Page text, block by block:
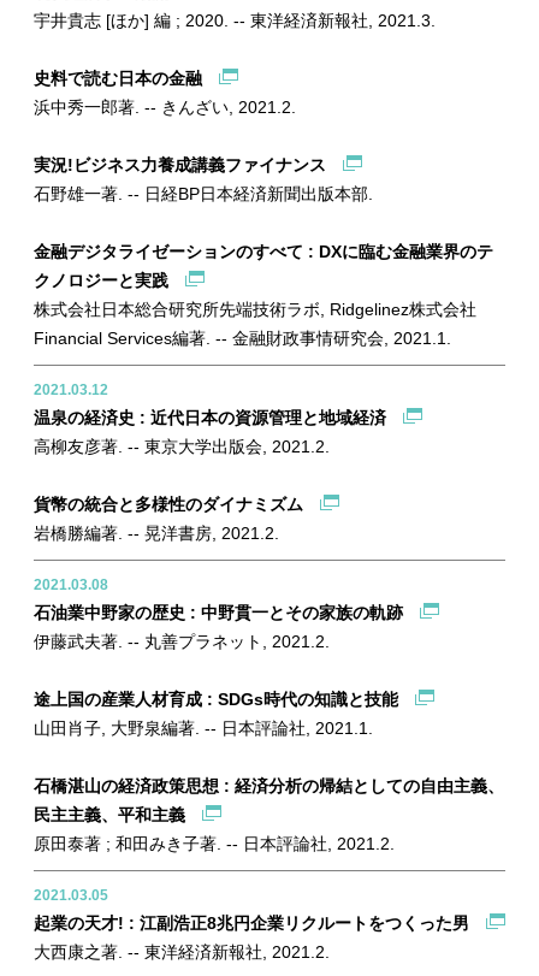
宇井貴志 [ほか] 編 ; 2020. -- 東洋経済新報社, 2021.3.
史料で読む日本の金融
浜中秀一郎著. -- きんざい, 2021.2.
実況!ビジネス力養成講義ファイナンス
石野雄一著. -- 日経BP日本経済新聞出版本部.
金融デジタライゼーションのすべて : DXに臨む金融業界のテ
クノロジーと実践
株式会社日本総合研究所先端技術ラボ, Ridgelinez株式会社
Financial Services編著. -- 金融財政事情研究会, 2021.1.
2021.03.12
温泉の経済史 : 近代日本の資源管理と地域経済
高柳友彦著. -- 東京大学出版会, 2021.2.
貨幣の統合と多様性のダイナミズム
岩橋勝編著. -- 晃洋書房, 2021.2.
2021.03.08
石油業中野家の歴史 : 中野貫一とその家族の軌跡
伊藤武夫著. -- 丸善プラネット, 2021.2.
途上国の産業人材育成 : SDGs時代の知識と技能
山田肖子, 大野泉編著. -- 日本評論社, 2021.1.
石橋湛山の経済政策思想 : 経済分析の帰結としての自由主義、
民主主義、平和主義
原田泰著 ; 和田みき子著. -- 日本評論社, 2021.2.
2021.03.05
起業の天才! : 江副浩正8兆円企業リクルートをつくった男
大西康之著. -- 東洋経済新報社, 2021.2.